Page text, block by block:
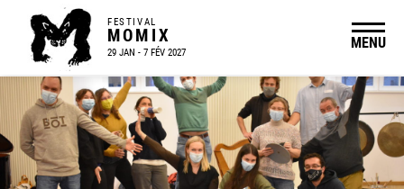
FESTIVAL
MOMIX
29 JAN - 7 FÉV 2027
MENU